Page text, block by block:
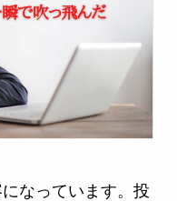
なっています。投